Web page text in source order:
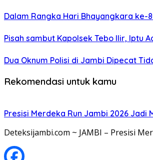
Dalam Rangka Hari Bhayangkara ke-
Pisah sambut Kapolsek Tebo Ilir, Iptu
Dua Oknum Polisi di Jambi Dipecat
Rekomendasi untuk kamu
Presisi Merdeka Run Jambi 2026
Deteksijambi.com ~ JAMBI – Presisi